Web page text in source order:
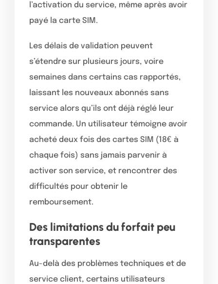
l’activation du service, même après avoir
payé la carte SIM.
Les délais de validation peuvent
s’étendre sur plusieurs jours, voire
semaines dans certains cas rapportés,
laissant les nouveaux abonnés sans
service alors qu’ils ont déjà réglé leur
commande. Un utilisateur témoigne avoir
acheté deux fois des cartes SIM (18€ à
chaque fois) sans jamais parvenir à
activer son service, et rencontrer des
difficultés pour obtenir le
remboursement.
Des limitations du forfait peu
transparentes
Au-delà des problèmes techniques et de
service client, certains utilisateurs